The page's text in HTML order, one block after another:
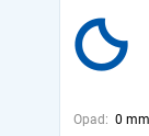
Opad: 0 mm